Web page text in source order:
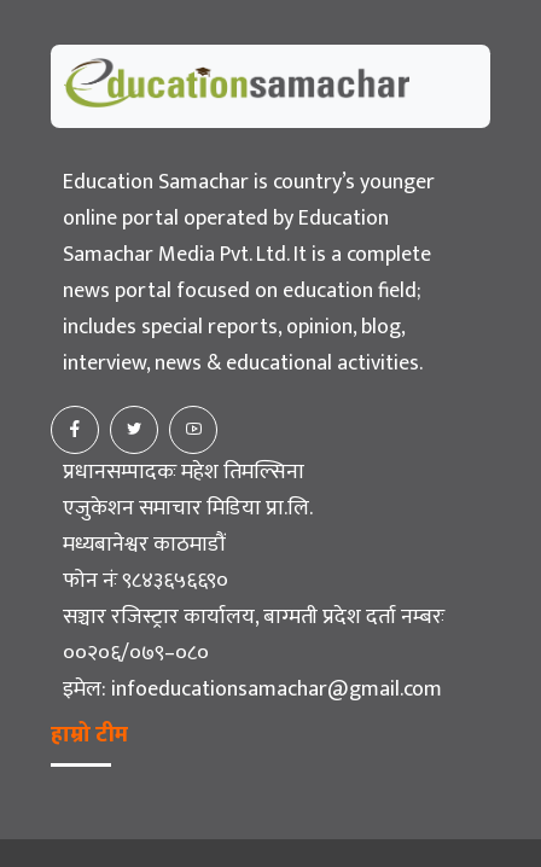
Education Samachar
Nepal's No.1 Educational News Portal
Education Samachar is country’s younger
online portal operated by Education
Samachar Media Pvt. Ltd. It is a complete
news portal focused on education field;
includes special reports, opinion, blog,
interview, news & educational activities.
प्रधानसम्पादकः महेश तिमल्सिना
एजुकेशन समाचार मिडिया प्रा.लि.
मध्यबानेश्वर काठमाडौं
फोन नंः ९८४३६५६६९०
सञ्चार रजिस्ट्रार कार्यालय, बाग्मती प्रदेश दर्ता नम्बरः
००२०६/०७९–०८०
इमेल: infoeducationsamachar@gmail.com
हाम्रो टीम